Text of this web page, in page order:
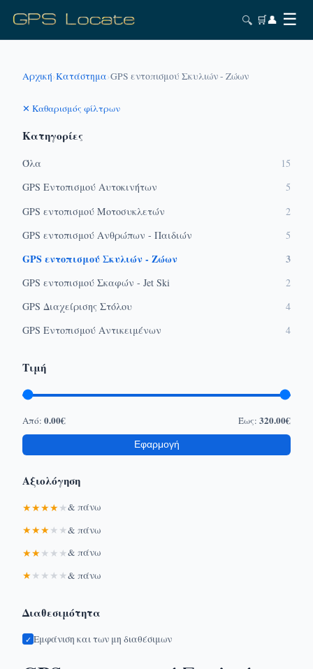
🔍 🛒👤 ☰
Αρχική›Κατάστημα›GPS εντοπισμού Σκυλιών - Ζώων
✕ Καθαρισμός φίλτρων
Κατηγορίες
Όλα
15
GPS Εντοπισμού Αυτοκινήτων
5
GPS εντοπισμού Μοτοσυκλετών
2
GPS εντοπισμού Ανθρώπων - Παιδιών
5
GPS εντοπισμού Σκυλιών - Ζώων 3
GPS εντοπισμού Σκαφών - Jet Ski
2
GPS Διαχείρισης Στόλου
4
GPS Εντοπισμού Αντικειμένων
4
Τιμή
Από: 0.00€ Έως: 320.00€
Εφαρμογή
Αξιολόγηση
★★★★★& πάνω
★★★★ ★& πάνω
★★★ ★ ★& πάνω
★★ ★ ★ ★& πάνω
Διαθεσιμότητα
✓ Εμφάνιση και των μη διαθέσιμων